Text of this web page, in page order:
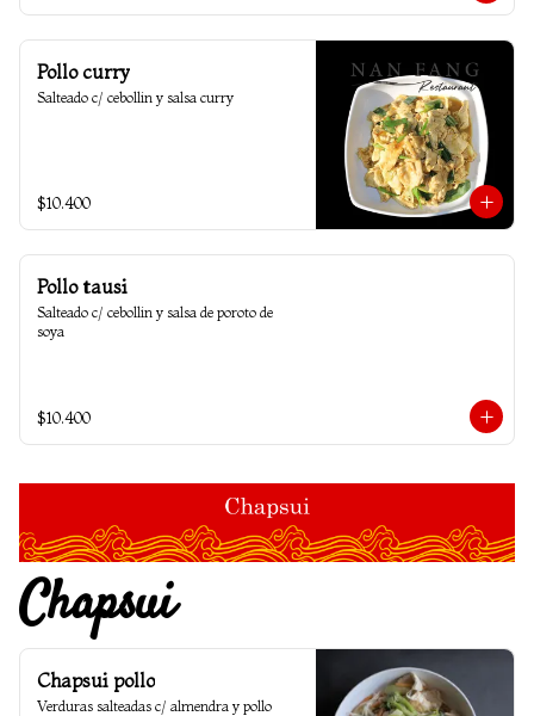
Pollo curry
Salteado c/ cebollin y salsa curry
$10.400
Pollo tausi
Salteado c/ cebollin y salsa de poroto de
soya
$10.400
Chapsui
Chapsui pollo
Verduras salteadas c/ almendra y pollo